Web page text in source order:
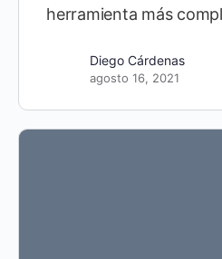
herramienta más
Diego Cárdenas
agosto 16, 2021